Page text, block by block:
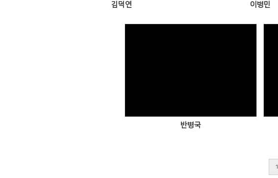
김덕연 이병민
반병국
1